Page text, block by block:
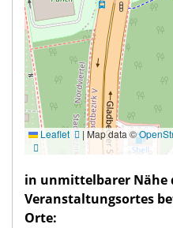
Leaflet | Map data ©
in unmittelbarer Nähe
Veranstaltungsortes
Orte: